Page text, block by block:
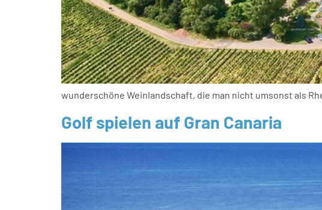
wunderschöne Weinlandschaft, die man nicht umsonst als
Golf spielen auf Gran Canaria